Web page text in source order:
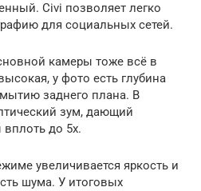
Civi позволяет легко
для социальных сетей.
камеры тоже всё в
у фото есть глубина
заднего плана. В
зум, дающий
до 5x.
увеличивается яркость и
шума. У итоговых